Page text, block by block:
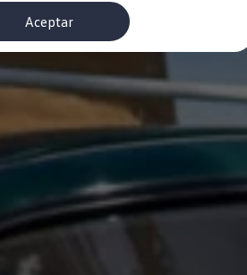
Aceptar
Estándar
para Volkswagen de ocasión
4Business
para Volkswagen de ocasión
profesionales
particulares
funcionalidades
software